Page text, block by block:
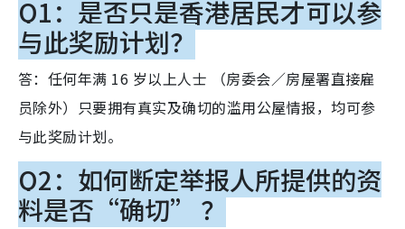
Q1：是否只是香港居民才可以参
与此奖励计划？
答：任何年满 16 岁以上人士 （房委会／房屋署直接雇
员除外）只要拥有真实及确切的滥用公屋情报，均可参
与此奖励计划。
Q2：如何断定举报人所提供的资
料是否“确切” ？